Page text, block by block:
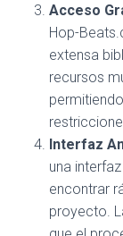
Acceso
Hop-
extensa
recursos
Interfaz
una
encontrar
proyecto.